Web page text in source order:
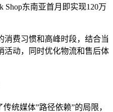
Shop东南亚首月即实现120万
消费习惯和高峰时段，结合当
活动，同时优化物流和售后体
统媒体”路径依赖”的局限，